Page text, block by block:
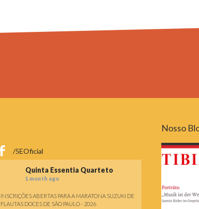
/5EOficial
Quinta Essentia Quarteto
1 month ago
INSCRIÇÕES ABERTAS PARA A MARATONA SUZUKI DE
FLAUTAS DOCES DE SÃO PAULO - 2026
Nosso